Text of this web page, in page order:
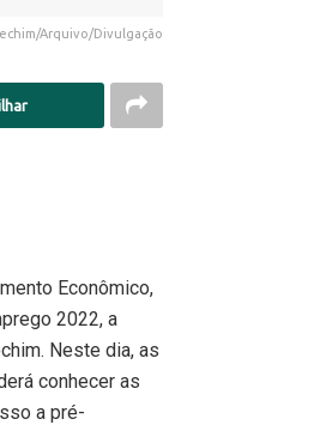
Arquivo/Divulgação
Econômico,
2022, a
Neste dia, as
conhecer as
a pré-